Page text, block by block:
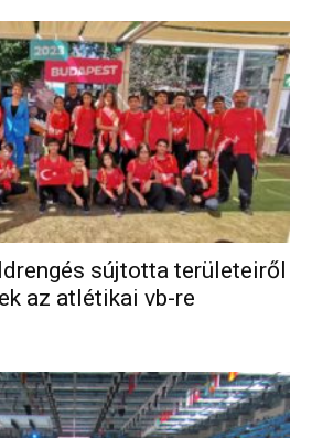
sújtotta területeiről
az atlétikai vb-re